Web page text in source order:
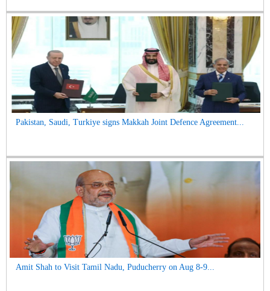
Pakistan, Saudi, Turkiye signs Makkah Joint Defence Agreement...
Amit Shah to Visit Tamil Nadu, Puducherry on Aug 8-9...